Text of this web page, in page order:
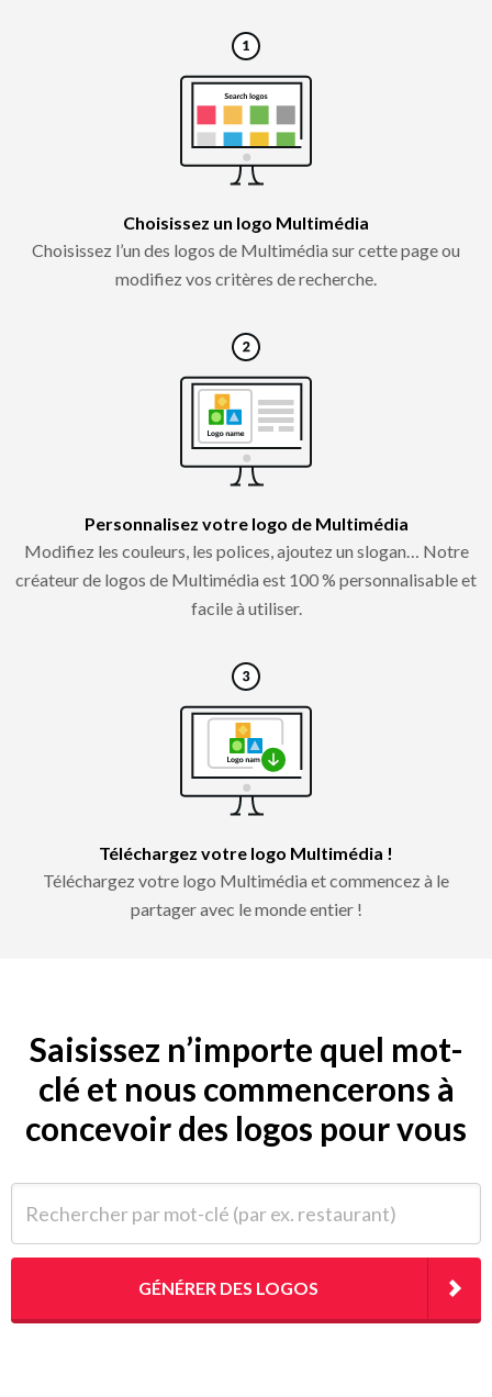
Choisissez un logo Multimédia
Choisissez l’un des logos de Multimédia sur cette page ou
modifiez vos critères de recherche.
Personnalisez votre logo de Multimédia
Modifiez les couleurs, les polices, ajoutez un slogan… Notre
créateur de logos de Multimédia est 100 % personnalisable et
facile à utiliser.
Téléchargez votre logo Multimédia !
Téléchargez votre logo Multimédia et commencez à le
partager avec le monde entier !
Saisissez n’importe quel mot-
clé et nous commencerons à
concevoir des logos pour vous
GÉNÉRER DES LOGOS